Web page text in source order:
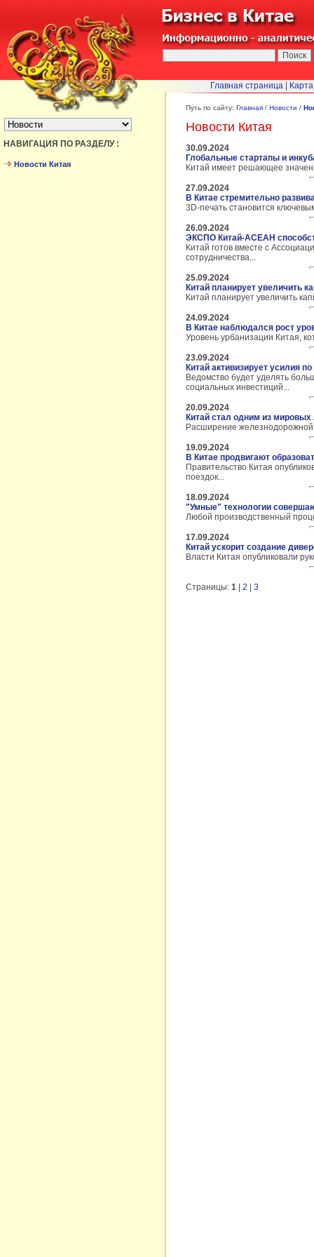
БЫСТРЫЙ ПЕРЕХОД :
НАВИГАЦИЯ ПО РАЗДЕЛУ :
Новости Китая
Путь по сайту: Главная / Новости /
Новости Китая
30.09.2024
Глобальные стартапы и
Китай имеет решающее
27.09.2024
В Китае стремительно
3D-печать становится
26.09.2024
ЭКСПО Китай-АСЕАН
Китай готов вместе с
сотрудничества...
25.09.2024
Китай планирует увеличить
Китай планирует увеличить
24.09.2024
В Китае наблюдался рост
Уровень урбанизации Китая,
23.09.2024
Китай активизирует усилия
Ведомство будет уделять
социальных инвестиций...
20.09.2024
Китай стал одним из
Расширение железнодорожной
19.09.2024
В Китае продвигают
Правительство Китая
поездок...
18.09.2024
"Умные" технологии
Любой производственный
17.09.2024
Китай ускорит создание
Власти Китая опубликовали
Страницы: 1 2 3
Главная страница